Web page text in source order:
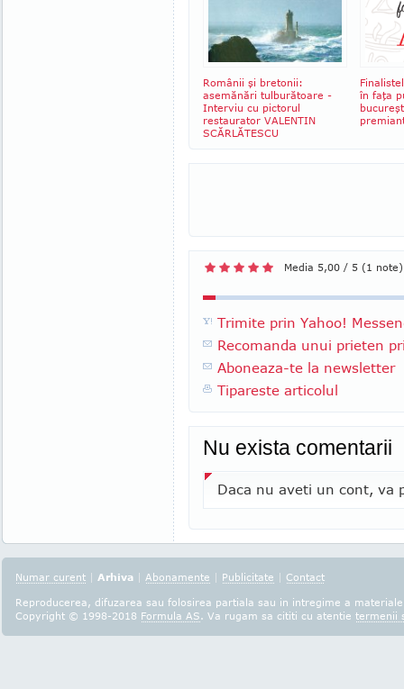
Românii şi bretonii:
asemănări tulburătoare -
Interviu cu pictorul
restaurator VALENTIN
SCĂRLĂTESCU
în faţa
Media 5,00 / 5 (1 note)
Trimite prin Yahoo!
Recomanda unui prieten
Aboneaza-te la newsletter
Tipareste articolul
Nu exista comentarii
Daca nu aveti un cont, va
Numar curent | Arhiva | Abonamente | Publicitate | Contact
Reproducerea, difuzarea sau folosirea partiala sau in intregime a
Copyright © 1998-2018 Formula AS. Va rugam sa cititi cu atentie termenii